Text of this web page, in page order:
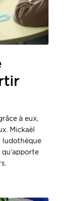
à eux,
Mickaël
ludothèque